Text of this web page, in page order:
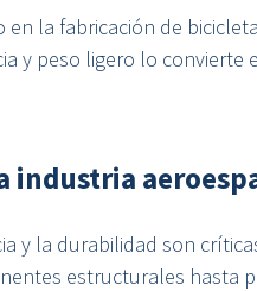
la fabricación de
y peso ligero lo convierte
industria
y la durabilidad son
estructurales hasta